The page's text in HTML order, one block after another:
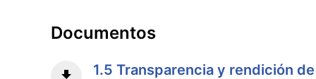
Documentos
1.5 Transparencia y rendición